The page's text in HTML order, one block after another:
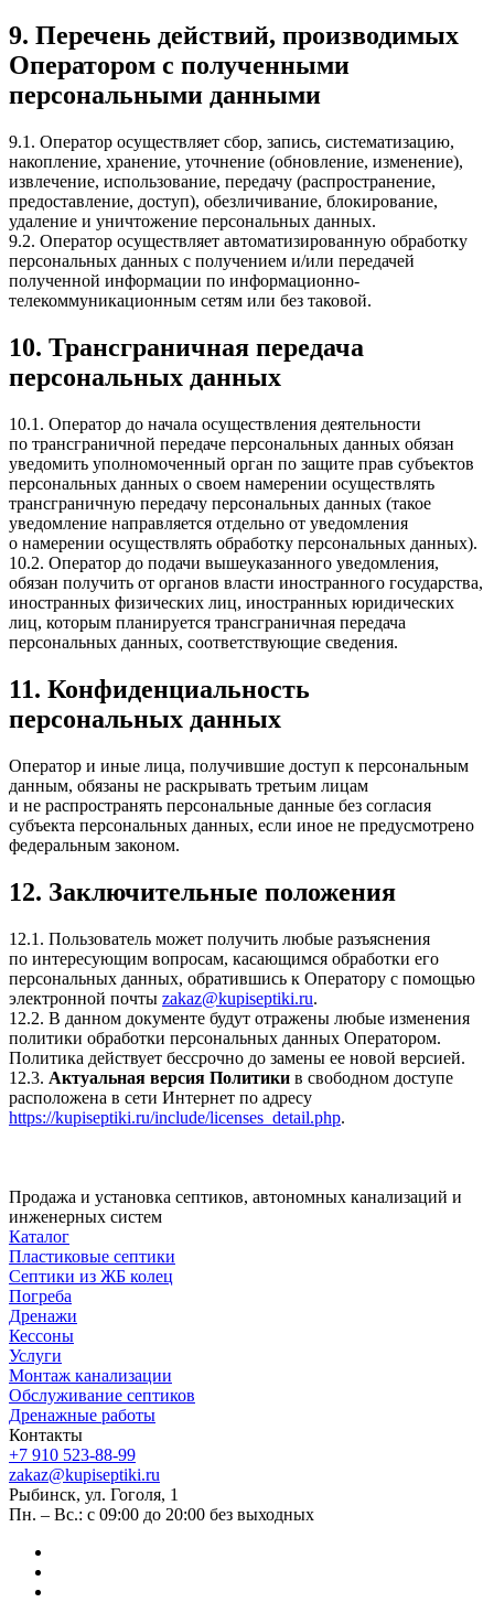
9. Перечень действий, производимых
Оператором с полученными
персональными данными
9.1. Оператор осуществляет сбор, запись, систематизацию,
накопление, хранение, уточнение (обновление, изменение),
извлечение, использование, передачу (распространение,
предоставление, доступ), обезличивание, блокирование,
удаление и уничтожение персональных данных.
9.2. Оператор осуществляет автоматизированную обработку
персональных данных с получением и/или передачей
полученной информации по информационно-
телекоммуникационным сетям или без таковой.
10. Трансграничная передача
персональных данных
10.1. Оператор до начала осуществления деятельности
по трансграничной передаче персональных данных обязан
уведомить уполномоченный орган по защите прав субъектов
персональных данных о своем намерении осуществлять
трансграничную передачу персональных данных (такое
уведомление направляется отдельно от уведомления
о намерении осуществлять обработку персональных данных).
10.2. Оператор до подачи вышеуказанного уведомления,
обязан получить от органов власти иностранного государства,
иностранных физических лиц, иностранных юридических
лиц, которым планируется трансграничная передача
персональных данных, соответствующие сведения.
11. Конфиденциальность
персональных данных
Оператор и иные лица, получившие доступ к персональным
данным, обязаны не раскрывать третьим лицам
и не распространять персональные данные без согласия
субъекта персональных данных, если иное не предусмотрено
федеральным законом.
12. Заключительные положения
12.1. Пользователь может получить любые разъяснения
по интересующим вопросам, касающимся обработки его
персональных данных, обратившись к Оператору с помощью
электронной почты zakaz@kupiseptiki.ru.
12.2. В данном документе будут отражены любые изменения
политики обработки персональных данных Оператором.
Политика действует бессрочно до замены ее новой версией.
12.3. Актуальная версия Политики в свободном доступе
расположена в сети Интернет по адресу
https://kupiseptiki.ru/include/licenses_detail.php.
Продажа и установка септиков, автономных канализаций и
инженерных систем
Каталог
Пластиковые септики
Септики из ЖБ колец
Погреба
Дренажи
Кессоны
Услуги
Монтаж канализации
Обслуживание септиков
Дренажные работы
Контакты
+7 910 523-88-99
zakaz@kupiseptiki.ru
Рыбинск, ул. Гоголя, 1
Пн. – Вс.: с 09:00 до 20:00 без выходных